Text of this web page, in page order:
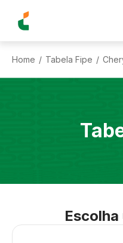
Home / Tabela Fipe /